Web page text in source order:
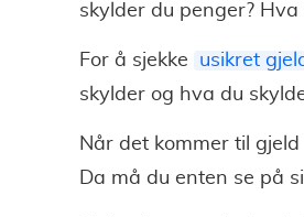
skylder du penger?
For å sjekke usikret
skylder og hva du
Når det kommer til
Da må du enten se på